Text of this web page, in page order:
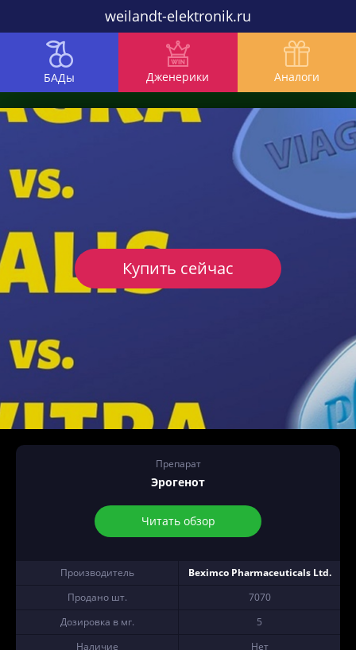
weilandt-elektronik.ru
БАДы Дженерики Аналоги
Препарат
Эрогенот
Читать обзор
Производитель
Beximco Pharmaceuticals Ltd.
Продано шт.
7070
Дозировка в мг.
5
Наличие
Нет
Купить сейчас